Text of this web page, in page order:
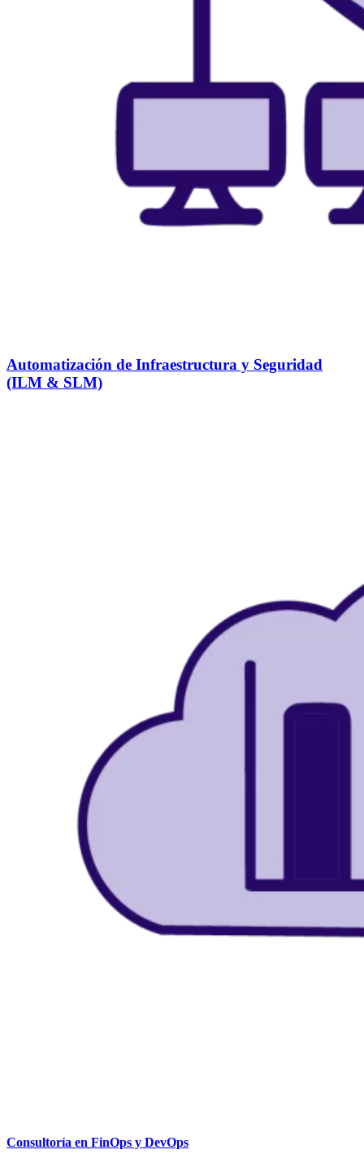
Automatización de Infraestructura y Seguridad
(ILM & SLM)
Consultoría en FinOps y DevOps